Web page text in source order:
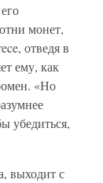
монет,
отведя в
ему, как
«Но
убедиться,
выходит с